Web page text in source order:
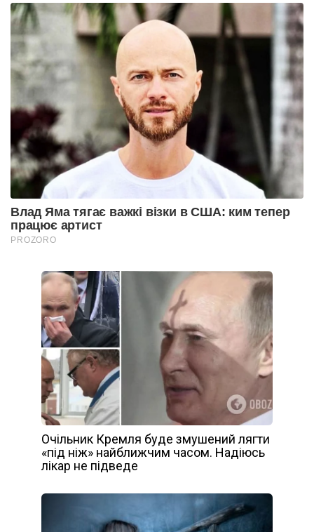
Очільник Кремля буде змушений лягти
«під ніж» найближчим часом. Надіюсь
лікар не підведе